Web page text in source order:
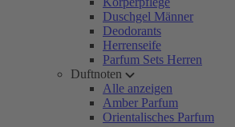
Duschgel Männer
Deodorants
Herrenseife
Parfum Sets Herren
Duftnoten
Alle anzeigen
Amber Parfum
Orientalisches Parfum